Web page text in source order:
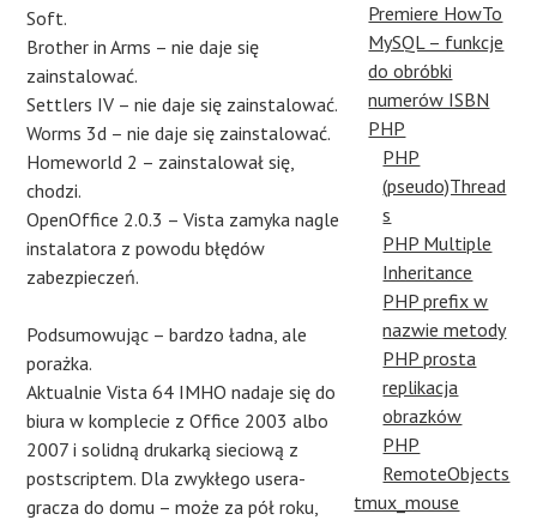
Soft.
Brother in Arms – nie daje się
zainstalować.
Settlers IV – nie daje się zainstalować.
Worms 3d – nie daje się zainstalować.
Homeworld 2 – zainstalował się,
chodzi.
OpenOffice 2.0.3 – Vista zamyka nagle
instalatora z powodu błędów
zabezpieczeń.
Podsumowując – bardzo ładna, ale
porażka.
Aktualnie Vista 64 IMHO nadaje się do
biura w komplecie z Office 2003 albo
2007 i solidną drukarką sieciową z
postscriptem. Dla zwykłego usera-
gracza do domu – może za pół roku,
Premiere HowTo
MySQL – funkcje
do obróbki
numerów ISBN
PHP
PHP
(pseudo)Thread
s
PHP Multiple
Inheritance
PHP prefix w
nazwie metody
PHP prosta
replikacja
obrazków
PHP
RemoteObjects
tmux_mouse